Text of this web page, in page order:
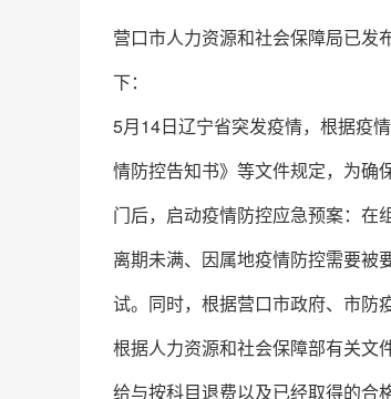
营口市人力资源和社会保障局已发
下：
5月14日辽宁省突发疫情，根据疫
情防控告知书》等文件规定，为确
门后，启动疫情防控应急预案：在
离期未满、因属地疫情防控需要被
试。同时，根据营口市政府、市防
根据人力资源和社会保障部有关文
给与按科目退费以及已经取得的合